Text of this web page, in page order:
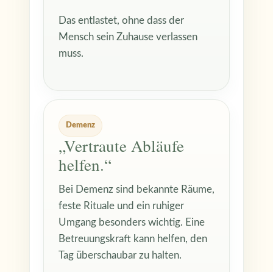
Das entlastet, ohne dass der
Mensch sein Zuhause verlassen
muss.
Demenz
„Vertraute Abläufe
helfen.“
Bei Demenz sind bekannte Räume,
feste Rituale und ein ruhiger
Umgang besonders wichtig. Eine
Betreuungskraft kann helfen, den
Tag überschaubar zu halten.